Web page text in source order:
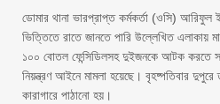
ডোমার থানা ভারপ্রাপ্ত কর্মকর্তা (ওসি) আরিফুল
ভিত্তিতে রাতে জানতে পারি উল্লেখিত এলাকায়
১০০ বোতল ফেন্সিডিলসহ দুইজনকে আটক করতে
নিয়ন্ত্রণ আইনে মামলা হয়েছে। বৃহষ্পতিবার
কারাগারে পাঠানো হয়।